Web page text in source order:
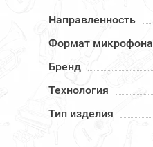
Направленность
Формат микрофона
Бренд
Технология
Тип изделия